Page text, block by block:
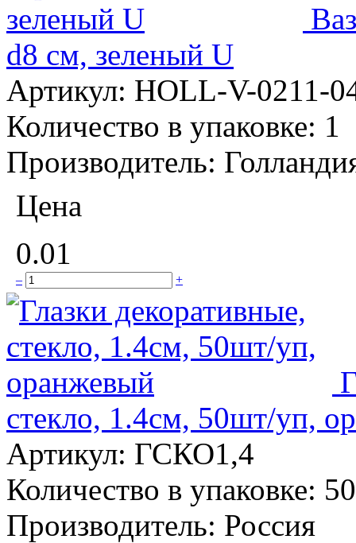
d8 см, зеленый U
Артикул: HOLL-V-0211-
Количество в упаковке: 1
Производитель:
Цена
0.01
– +
стекло, 1.4см, 50шт/уп,
Артикул: ГСКО1,4
Количество в упаковке: 50
Производитель: Россия